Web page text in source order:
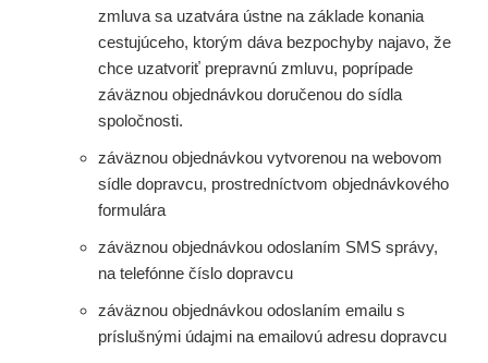
zmluva sa uzatvára ústne na základe konania
cestujúceho, ktorým dáva bezpochyby najavo, že
chce uzatvoriť prepravnú zmluvu, poprípade
záväznou objednávkou doručenou do sídla
spoločnosti.
záväznou objednávkou vytvorenou na webovom
sídle dopravcu, prostredníctvom objednávkového
formulára
záväznou objednávkou odoslaním SMS správy,
na telefónne číslo dopravcu
záväznou objednávkou odoslaním emailu s
príslušnými údajmi na emailovú adresu dopravcu